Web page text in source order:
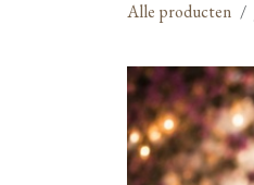
Alle producten